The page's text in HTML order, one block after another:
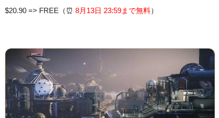
$20.90 => FREE（⏰️ 8月13日 23:59まで無料）